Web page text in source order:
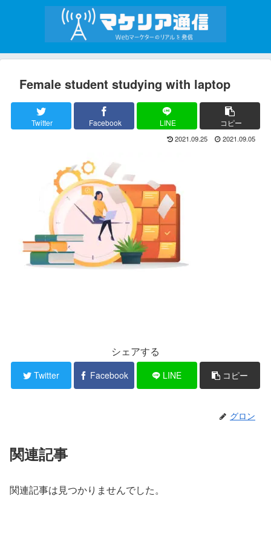
Female student studying with laptop
Twitter Facebook LINE コピー
2021.09.25 2021.09.05
シェアする
Twitter Facebook LINE コピー
グロン
関連記事
関連記事は見つかりませんでした。